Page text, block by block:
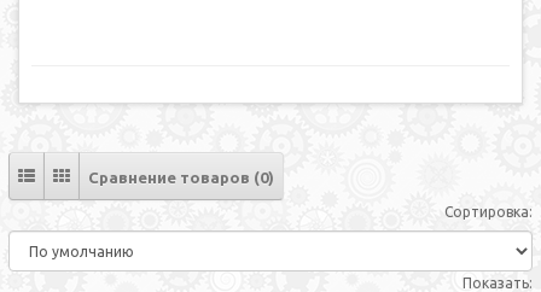
Сравнение товаров (0)
Сортировка:
Показать: